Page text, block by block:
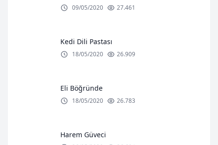
09/05/2020 27.461
Kedi Dili Pastası
18/05/2020 26.909
Eli Böğründe
18/05/2020 26.783
Harem Güveci